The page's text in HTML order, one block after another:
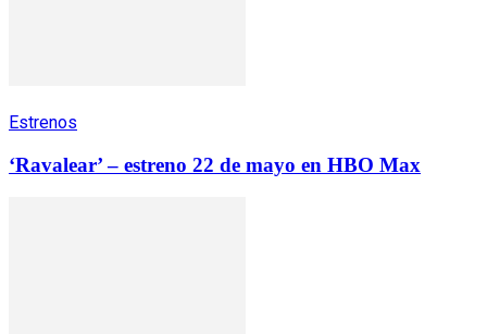
Estrenos
‘Ravalear’ – estreno 22 de mayo en HBO Max